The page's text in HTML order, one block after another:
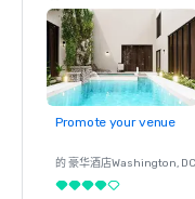
Promote your venue
的 豪华酒店Washington, DC